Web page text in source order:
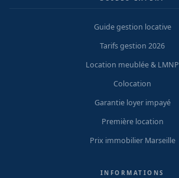
Guide gestion locative
Tarifs gestion 2026
Location meublée & LMNP
Colocation
Garantie loyer impayé
Première location
Prix immobilier Marseille
INFORMATIONS